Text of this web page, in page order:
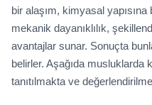
bir alaşım, kimyasal
mekanik dayanıklılık,
avantajlar sunar. Sonuçta
belirler. Aşağıda musluklarda
tanıtılmakta ve